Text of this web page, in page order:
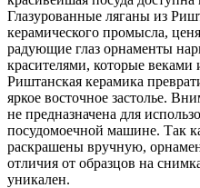
Глазурованные ляганы из
керамического промысла,
радующие глаз орнаменты
красителями, которые веками
Риштанская керамика
яркое восточное застолье.
не предназначена для
посудомоечной машине. Так
раскрашены вручную,
отличия от образцов на
уникален.